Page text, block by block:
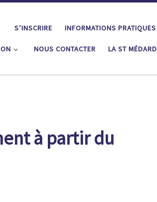
S’INSCRIRE INFORMATIONS PRATIQUES
NOUS CONTACTER LA ST MÉDARD
à partir du